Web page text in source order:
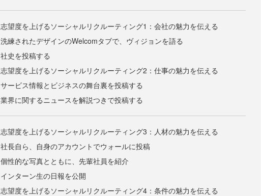
志望度を上げるソーシャルリクルーティング1：会社の魅力を伝える
洗練されたデザインのWelcomタブで、ヴィジョンを語る
社史を投稿する
志望度を上げるソーシャルリクルーティング2：仕事の魅力を伝える
サービス情報とビジネスの舞台裏を投稿する
業界に関するニュースを解説つきで投稿する
志望度を上げるソーシャルリクルーティング3：人材の魅力を伝える
社長自ら、自身のアカウントでウォールに投稿
個性的な写真とともに、先輩社員を紹介
インターン生の日報を公開
志望度を上げるソーシャルリクルーティング4：条件の魅力を伝える